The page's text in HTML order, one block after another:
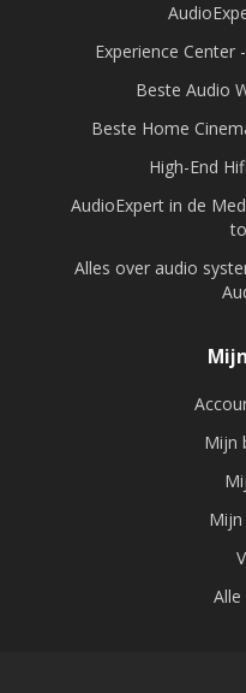
Experience Center
Beste Audio
Beste Home
High-End
AudioExpert in de
Alles over audio
Mijn